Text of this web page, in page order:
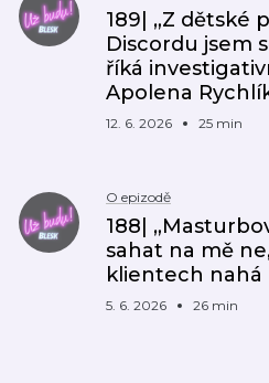
189| „Z dětské
Discordu jsem
říká
Apolena
12. 6. 2026 25 min
O epizodě
188|
sahat na mě
klientech nahá
5. 6. 2026 26 min